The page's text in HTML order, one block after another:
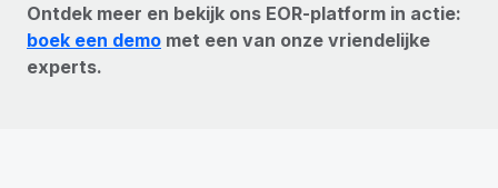
Ontdek meer en bekijk ons EOR-platform in actie:
boek een demo met een van onze vriendelijke
experts.